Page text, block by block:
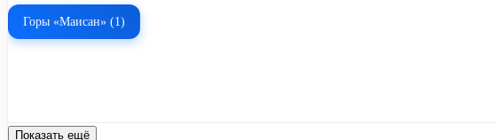
Горы «Маисан» (1)
Показать ещё